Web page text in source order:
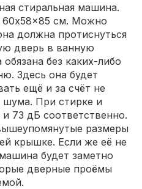
стиральная машина.
60x58x85 см. Можно
должна протиснуться
дверь в ванную
без каких-либо
Здесь она будет
ещё и за счёт не
шума. При стирке и
73 дБ соответственно.
размеры
крышке. Если же её не
будет заметно
дверные проёмы